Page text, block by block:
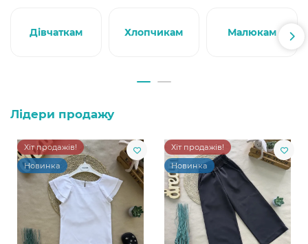
Дівчаткам Хлопчикам Малюкам
Лідери продажу
Хіт продажів!
Новинка
Хіт продажів!
Новинка